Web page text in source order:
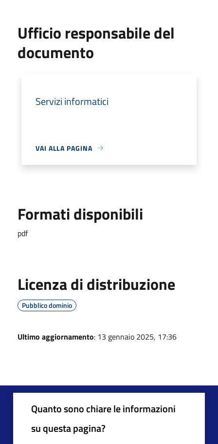
Ufficio responsabile del
documento
Servizi informatici
VAI ALLA PAGINA
Formati disponibili
pdf
Licenza di distribuzione
Pubblico dominio
Ultimo aggiornamento: 13 gennaio 2025, 17:36
Quanto sono chiare le informazioni
su questa pagina?